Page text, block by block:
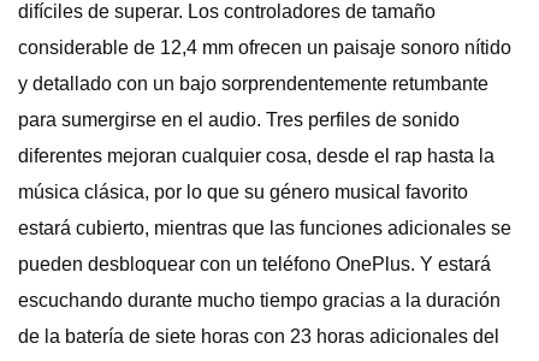
difíciles de superar. Los controladores de tamaño
considerable de 12,4 mm ofrecen un paisaje sonoro nítido
y detallado con un bajo sorprendentemente retumbante
para sumergirse en el audio. Tres perfiles de sonido
diferentes mejoran cualquier cosa, desde el rap hasta la
música clásica, por lo que su género musical favorito
estará cubierto, mientras que las funciones adicionales se
pueden desbloquear con un teléfono OnePlus. Y estará
escuchando durante mucho tiempo gracias a la duración
de la batería de siete horas con 23 horas adicionales del